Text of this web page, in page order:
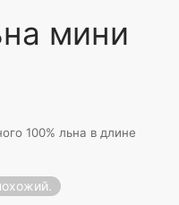
мини
100% льна в длине